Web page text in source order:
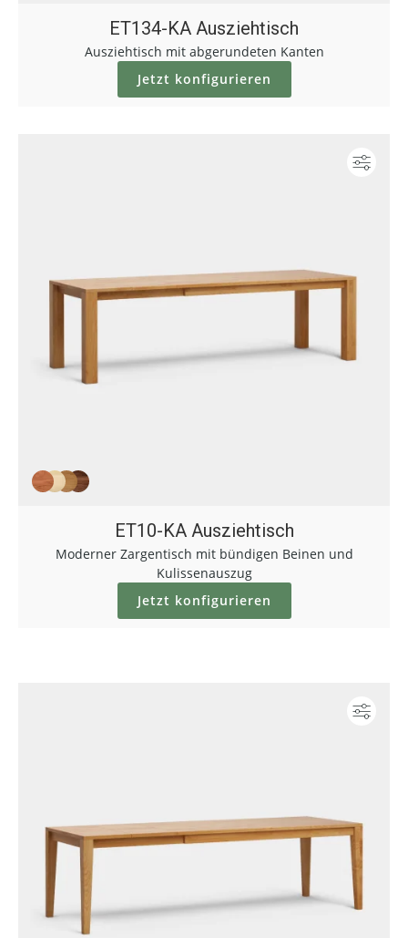
ET134-KA Ausziehtisch
Ausziehtisch mit abgerundeten Kanten
Jetzt konfigurieren
ET10-KA Ausziehtisch
Moderner Zargentisch mit bündigen Beinen und
Kulissenauszug
Jetzt konfigurieren